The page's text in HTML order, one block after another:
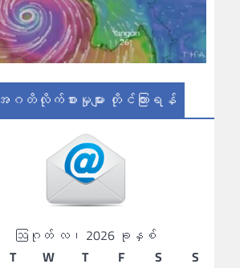
အဂတိလိုက်စားမှုများ တိုင်ကြားရန်
ဩဂုတ် လ၊ 2026 ခုနှစ်
T W T F S
S